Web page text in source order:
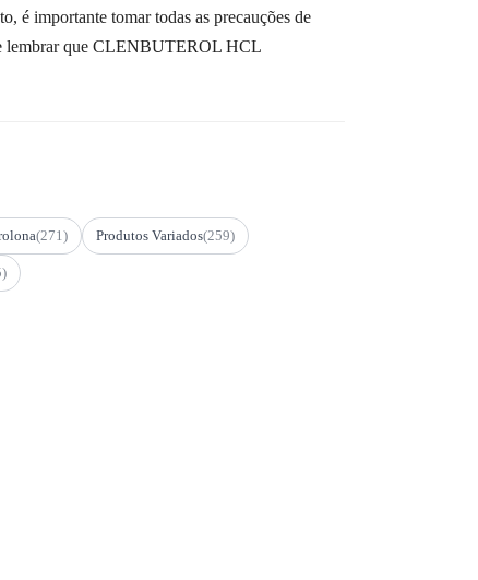
é importante tomar todas as precauções de
lembrar que CLENBUTEROL HCL
(271) Produtos Variados(259)